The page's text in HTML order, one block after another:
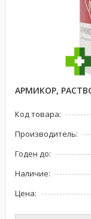
АРМИКОР,
Код товара:
Производитель:
Годен до:
Наличие:
Цена: